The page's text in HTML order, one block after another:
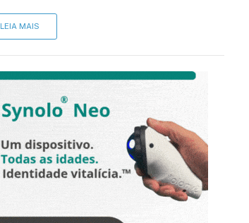
LEIA MAIS